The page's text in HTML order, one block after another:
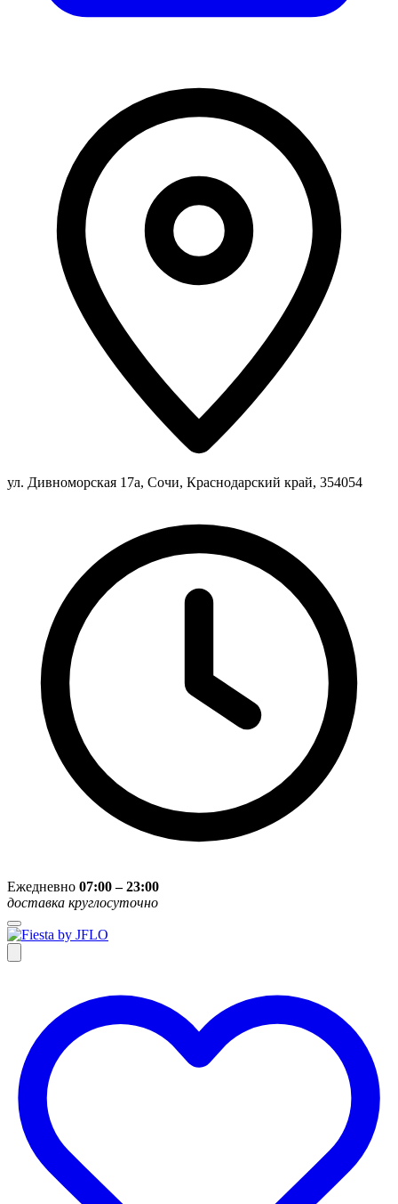
ул. Дивноморская 17а, Сочи, Краснодарский край, 354054
Ежедневно 07:00 – 23:00
доставка круглосуточно